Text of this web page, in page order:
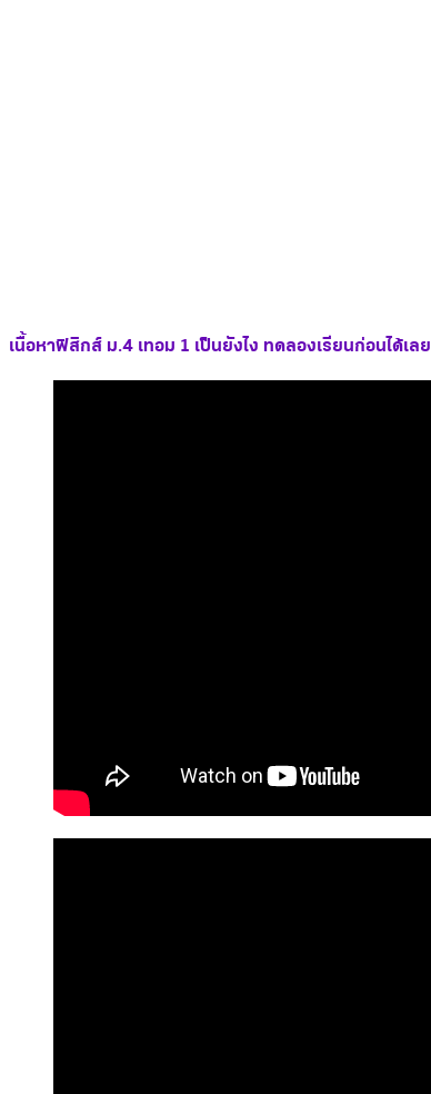
เนื้อหาฟิสิกส์ ม.4 เทอม 1 เป็นยังไง ทดลองเรียนก่อนได้เลย